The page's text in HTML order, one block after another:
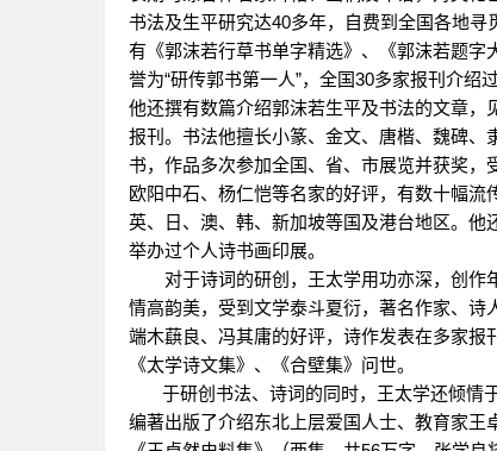
书法及生平研究达40多年，自费到全国各地寻
有《郭沫若行草书单字精选》、《郭沫若题字
誉为“研传郭书第一人”，全国30多家报刊介绍
他还撰有数篇介绍郭沫若生平及书法的文章，
报刊。书法他擅长小篆、金文、唐楷、魏碑、
书，作品多次参加全国、省、市展览并获奖，
欧阳中石、杨仁恺等名家的好评，有数十幅流
英、日、澳、韩、新加坡等国及港台地区。他
举办过个人诗书画印展。
对于诗词的研创，王太学用功亦深，创作年
情高韵美，受到文学泰斗夏衍，著名作家、诗
端木蕻良、冯其庸的好评，诗作发表在多家报
《太学诗文集》、《合壁集》问世。
于研创书法、诗词的同时，王太学还倾情
编著出版了介绍东北上层爱国人士、教育家王